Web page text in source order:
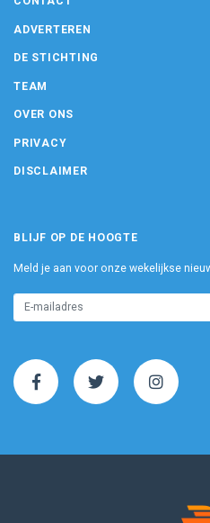
ADVERTEREN
DE STICHTING
TEAM
OVER ONS
PRIVACY
DISCLAIMER
BLIJF OP DE HOOGTE
Meld je aan voor onze wekelijkse